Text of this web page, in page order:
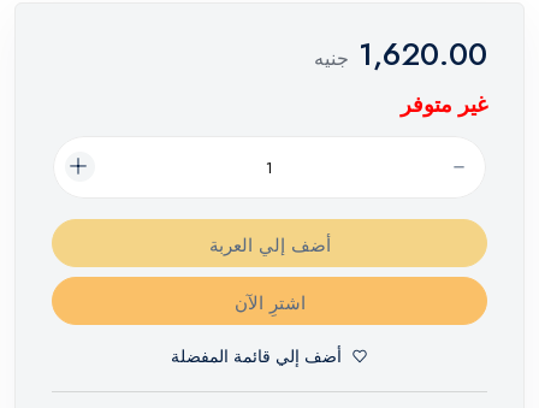
1,620.00 جنيه
غير متوفر
أضف إلي العربة
اشترِ الآن
أضف إلي قائمة المفضلة